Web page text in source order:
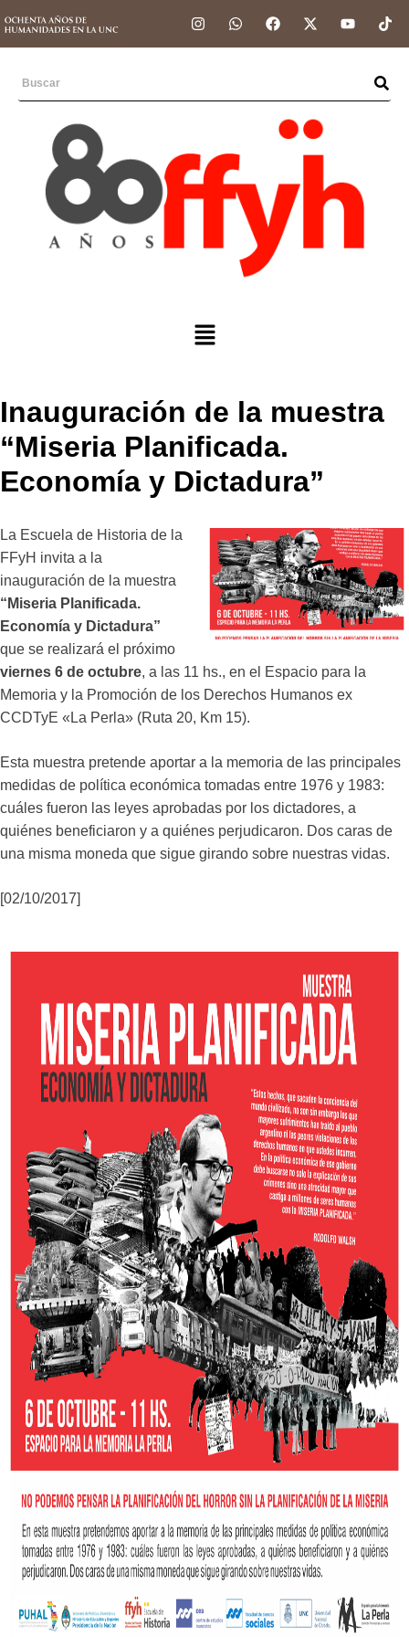
Inauguración de la muestra
“Miseria Planificada.
Economía y Dictadura”
La Escuela de Historia de la
FFyH invita a la
inauguración de la muestra
“Miseria Planificada.
Economía y Dictadura”
que se realizará el próximo
viernes 6 de octubre, a las 11 hs., en el Espacio para la
Memoria y la Promoción de los Derechos Humanos ex
CCDTyE «La Perla» (Ruta 20, Km 15).
Esta muestra pretende aportar a la memoria de las principales
medidas de política económica tomadas entre 1976 y 1983:
cuáles fueron las leyes aprobadas por los dictadores, a
quiénes beneficiaron y a quiénes perjudicaron. Dos caras de
una misma moneda que sigue girando sobre nuestras vidas.
[02/10/2017]